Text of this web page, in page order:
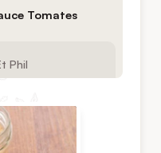
Tomates
Phil